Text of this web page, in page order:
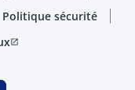
Politique sécurité
open_in_new